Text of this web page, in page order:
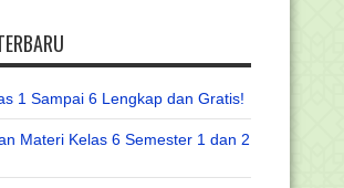
1 Sampai 6 Lengkap dan Gratis!
Materi Kelas 6 Semester 1 dan 2